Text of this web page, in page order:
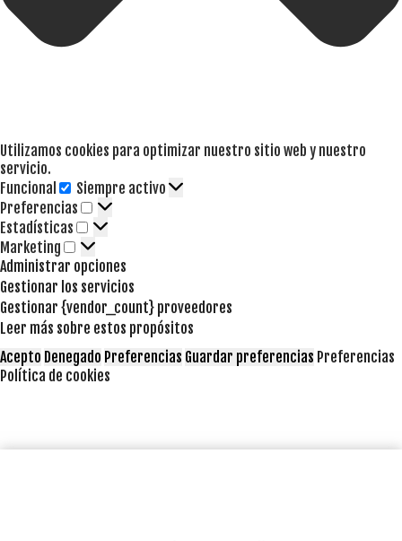
Utilizamos cookies para optimizar nuestro sitio web y nuestro
servicio.
Funcional
Funcional
Siempre activo
Preferencias
Preferencias
Estadísticas Estadísticas
Marketing Marketing
Administrar opciones
Gestionar los servicios
Gestionar {vendor_count} proveedores
Leer más sobre estos propósitos
Acepto Denegado Preferencias Guardar preferencias Preferencias
Política de cookies